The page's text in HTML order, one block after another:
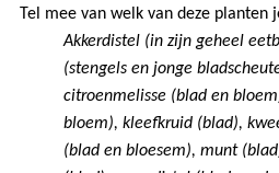
Tel mee van welk van deze planten
Akkerdistel (in zijn geheel
(stengels en jonge
citroenmelisse (blad en
bloem), kleefkruid (blad),
(blad en bloesem), munt